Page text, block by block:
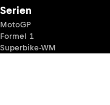
Serien
MotoGP
Formel 1
Superbike-WM